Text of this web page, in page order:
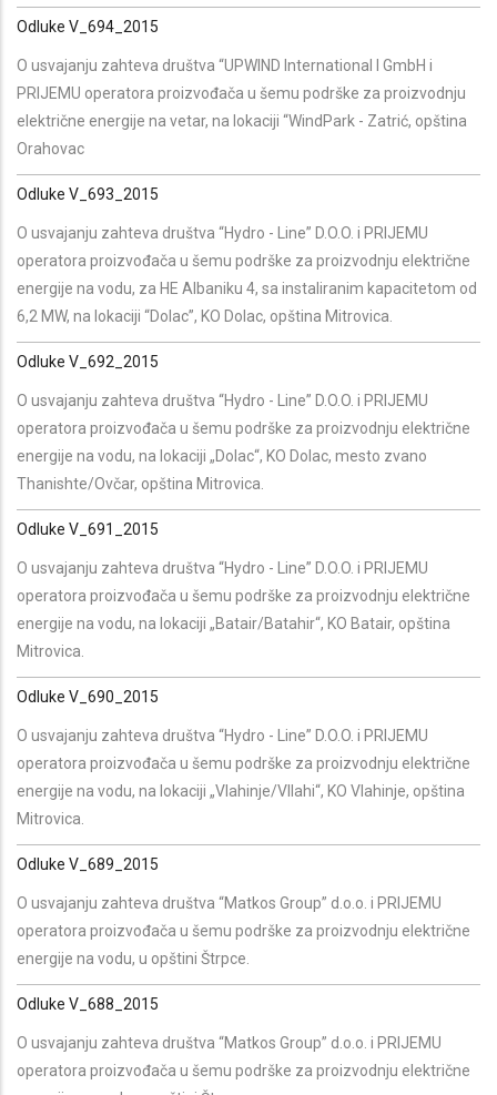
Odluke V_694_2015
O usvajanju zahteva društva “UPWIND International I GmbH i
PRIJEMU operatora proizvođača u šemu podrške za proizvodnju
električne energije na vetar, na lokaciji “WindPark - Zatrić, opština
Orahovac
Odluke V_693_2015
O usvajanju zahteva društva “Hydro - Line” D.O.O. i PRIJEMU
operatora proizvođača u šemu podrške za proizvodnju električne
energije na vodu, za HE Albaniku 4, sa instaliranim kapacitetom od
6,2 MW, na lokaciji “Dolac”, KO Dolac, opština Mitrovica.
Odluke V_692_2015
O usvajanju zahteva društva “Hydro - Line” D.O.O. i PRIJEMU
operatora proizvođača u šemu podrške za proizvodnju električne
energije na vodu, na lokaciji „Dolac“, KO Dolac, mesto zvano
Thanishte/Ovčar, opština Mitrovica.
Odluke V_691_2015
O usvajanju zahteva društva “Hydro - Line” D.O.O. i PRIJEMU
operatora proizvođača u šemu podrške za proizvodnju električne
energije na vodu, na lokaciji „Batair/Batahir“, KO Batair, opština
Mitrovica.
Odluke V_690_2015
O usvajanju zahteva društva “Hydro - Line” D.O.O. i PRIJEMU
operatora proizvođača u šemu podrške za proizvodnju električne
energije na vodu, na lokaciji „Vlahinje/Vllahi“, KO Vlahinje, opština
Mitrovica.
Odluke V_689_2015
O usvajanju zahteva društva “Matkos Group” d.o.o. i PRIJEMU
operatora proizvođača u šemu podrške za proizvodnju električne
energije na vodu, u opštini Štrpce.
Odluke V_688_2015
O usvajanju zahteva društva “Matkos Group” d.o.o. i PRIJEMU
operatora proizvođača u šemu podrške za proizvodnju električne